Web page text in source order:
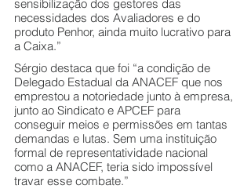
sensibilização dos gestores das
necessidades dos Avaliadores e do
produto Penhor, ainda muito lucrativo para
a Caixa.”
Sérgio destaca que foi “a condição de
Delegado Estadual da ANACEF que nos
emprestou a notoriedade junto à empresa,
junto ao Sindicato e APCEF para
conseguir meios e permissões em tantas
demandas e lutas. Sem uma instituição
formal de representatividade nacional
como a ANACEF, teria sido impossível
travar esse combate.”